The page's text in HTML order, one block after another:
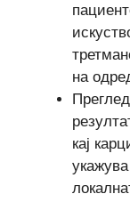
на
кај